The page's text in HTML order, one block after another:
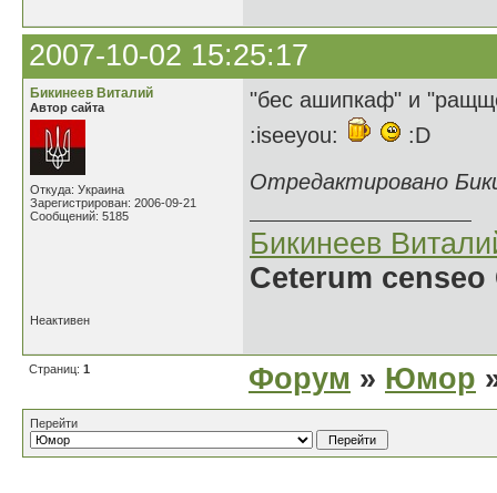
2007-10-02 15:25:17
Бикинеев Виталий
Автор сайта
Откуда: Украина
Зарегистрирован: 2006-09-21
Сообщений: 5185
"бес ашипкаф" и
:iseeyou:
:D
Отредактировано
Бикинеев
Ceterum
Неактивен
Страниц: 1 Форум » Юмор
Перейти